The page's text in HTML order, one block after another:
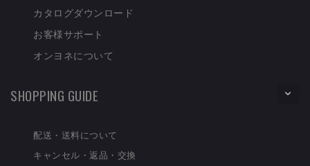
カタログダウンロード
お客様サポート
オンヨネについて
SHOPPING GUIDE
配送・送料について
キャンセル・返品・交換